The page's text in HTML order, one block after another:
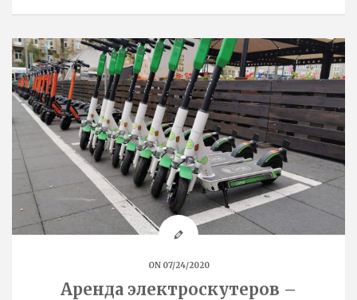
k
ON 07/24/2020
Аренда электроскутеров –